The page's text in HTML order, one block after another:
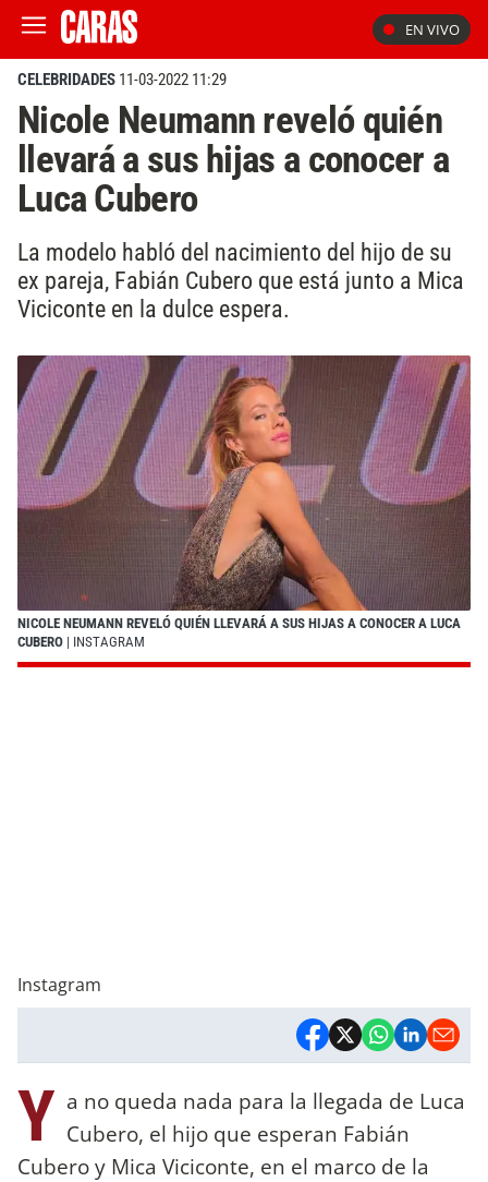
EN VIVO
CELEBRIDADES 11-03-2022 11:29
Nicole Neumann reveló quién
llevará a sus hijas a conocer a
Luca Cubero
La modelo habló del nacimiento del hijo de su
ex pareja, Fabián Cubero que está junto a Mica
Viciconte en la dulce espera.
NICOLE NEUMANN REVELÓ QUIÉN LLEVARÁ A SUS HIJAS A CONOCER A LUCA
CUBERO | INSTAGRAM
Instagram
Y a no queda nada para la llegada de Luca
Cubero, el hijo que esperan Fabián
Cubero y Mica Viciconte, en el marco de la